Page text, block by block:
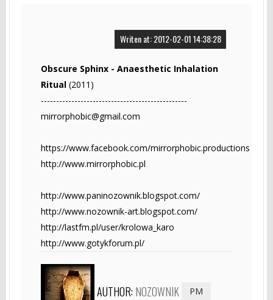
Writen at: 2012-02-01 14:38:28
Obscure Sphinx - Anaesthetic Inhalation
Ritual (2011)
------------------------------------------------
mirrorphobic@gmail.com
https://www.facebook.com/mirrorphobic.productions
http://www.mirrorphobic.pl
http://www.paninozownik.blogspot.com/
http://www.nozownik-art.blogspot.com/
http://lastfm.pl/user/krolowa_karo
http://www.gotykforum.pl/
AUTHOR: NOZOWNIK PM